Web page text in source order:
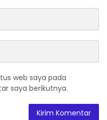
web saya pada
saya berikutnya.